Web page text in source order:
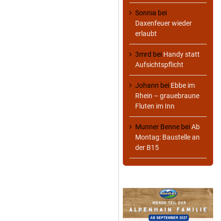
Sonnia bei
Daxenfeuer wieder
erlaubt
3mrd bei Handy statt
Aufsichtspflicht
Johann bei Ebbe im
Rhein – grauebraune
Fluten im Inn
Munner Benne beiAb
Montag: Baustelle an
der B15